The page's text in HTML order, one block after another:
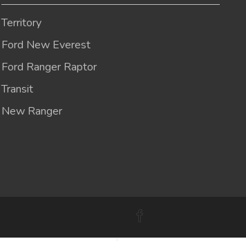
Territory
Ford New Everest
Ford Ranger Raptor
Transit
New Ranger